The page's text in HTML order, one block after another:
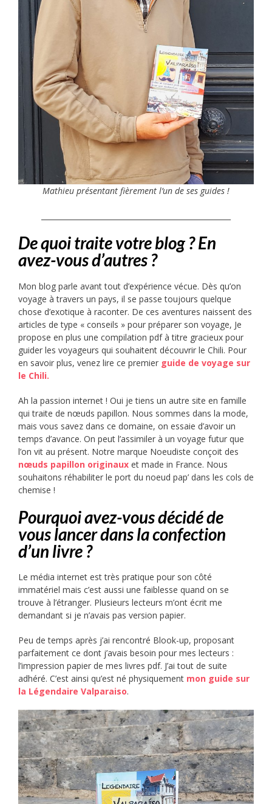
Mathieu présentant fièrement l’un de ses guides !
De quoi traite votre blog ? En
avez-vous d’autres ?
Mon blog parle avant tout d’expérience vécue. Dès qu’on
voyage à travers un pays, il se passe toujours quelque
chose d’exotique à raconter. De ces aventures naissent des
articles de type « conseils » pour préparer son voyage, Je
propose en plus une compilation pdf à titre gracieux pour
guider les voyageurs qui souhaitent découvrir le Chili. Pour
en savoir plus, venez lire ce premier guide de voyage sur
le Chili.
Ah la passion internet ! Oui je tiens un autre site en famille
qui traite de nœuds papillon. Nous sommes dans la mode,
mais vous savez dans ce domaine, on essaie d’avoir un
temps d’avance. On peut l’assimiler à un voyage futur que
l’on vit au présent. Notre marque Noeudiste conçoit des
nœuds papillon originaux et made in France. Nous
souhaitons réhabiliter le port du noeud pap’ dans les cols de
chemise !
Pourquoi avez-vous décidé de
vous lancer dans la confection
d’un livre ?
Le média internet est très pratique pour son côté
immatériel mais c’est aussi une faiblesse quand on se
trouve à l’étranger. Plusieurs lecteurs m’ont écrit me
demandant si je n’avais pas version papier.
Peu de temps après j’ai rencontré Blook-up, proposant
parfaitement ce dont j’avais besoin pour mes lecteurs :
l’impression papier de mes livres pdf. J’ai tout de suite
adhéré. C’est ainsi qu’est né physiquement mon guide sur
la Légendaire Valparaiso.